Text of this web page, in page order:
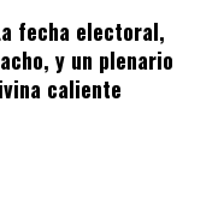
fecha electoral,
y un plenario
caliente